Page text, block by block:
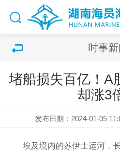
时事新
堵船损失百亿！A
却涨3
发布日期：2024-01-05
埃及境内的苏伊士运河，